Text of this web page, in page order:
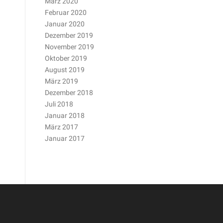
Februar 2020
Januar 2020
Dezember 2019
November 2019
Oktober 2019
August 2019
März 2019
Dezember 2018
Juli 2018
Januar 2018
März 2017
Januar 2017